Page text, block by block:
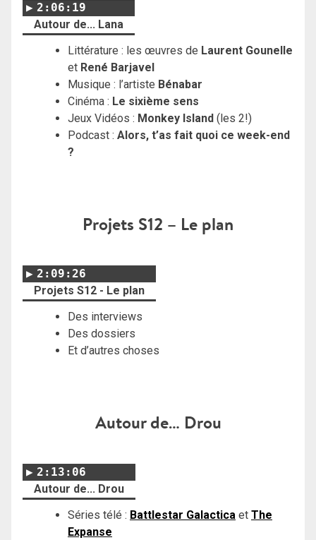
2:06:19
Autour de... Lana
Littérature : les œuvres de Laurent Gounelle
et René Barjavel
Musique : l’artiste Bénabar
Cinéma : Le sixième sens
Jeux Vidéos : Monkey Island (les 2!)
Podcast : Alors, t’as fait quoi ce week-end
?
Projets S12 – Le plan
2:09:26
Projets S12 - Le plan
Des interviews
Des dossiers
Et d’autres choses
Autour de… Drou
2:13:06
Autour de... Drou
Séries télé : Battlestar Galactica et The
Expanse